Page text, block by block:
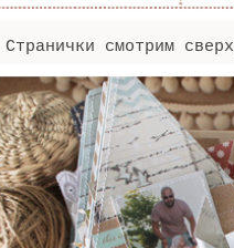
Странички смотрим